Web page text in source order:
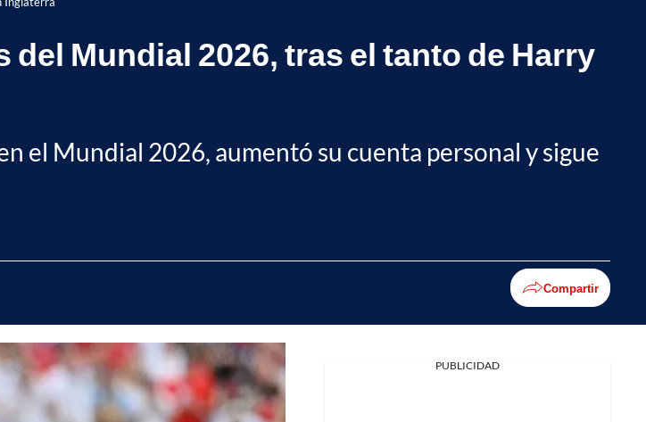
Mundial 2026, tras el tanto de Harry
el Mundial 2026, aumentó su cuenta personal y sigue
Compartir
PUBLICIDAD